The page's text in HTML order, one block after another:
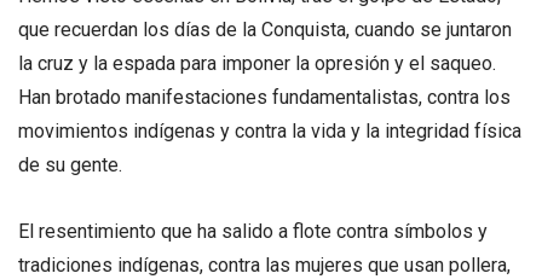
que recuerdan los días de la Conquista, cuando se juntaron
la cruz y la espada para imponer la opresión y el saqueo.
Han brotado manifestaciones fundamentalistas, contra los
movimientos indígenas y contra la vida y la integridad física
de su gente.
El resentimiento que ha salido a flote contra símbolos y
tradiciones indígenas, contra las mujeres que usan pollera,